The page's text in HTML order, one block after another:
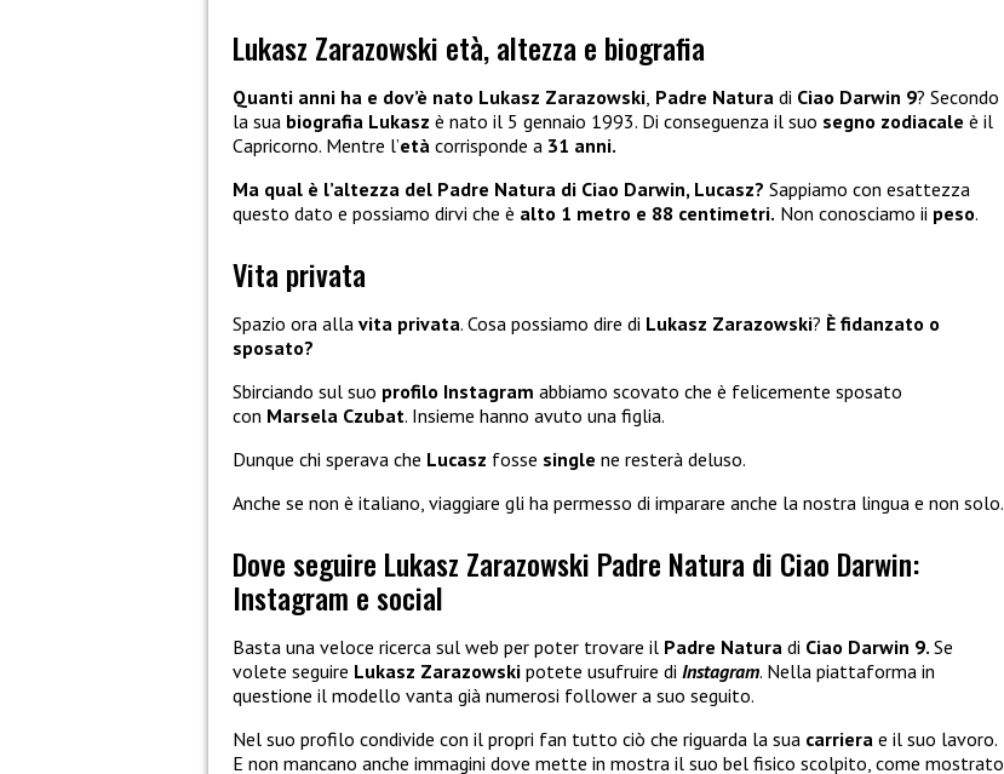
Lukasz Zarazowski età, altezza e biografia
Quanti anni ha e dov’è nato Lukasz Zarazowski Padre Natura di Ciao Darwin 9? Secondo
la sua biografia Lukasz è nato il 5 gennaio 1993. Di conseguenza il suo segno zodiacale è il
Capricorno. Mentre l’età corrisponde a 31 anni.
Ma qual è l’altezza del Padre Natura di Ciao Darwin, Lucasz? Sappiamo con esattezza
questo dato e possiamo dirvi che è alto 1 metro e 88 centimetri. Non conosciamo ii peso.
Vita privata
Spazio ora alla vita privata. Cosa possiamo dire di Lukasz Zarazowski? È fidanzato o
sposato?
Sbirciando sul suo profilo Instagram abbiamo scovato che è felicemente sposato
con Marsela Czubat. Insieme hanno avuto una figlia.
Dunque chi sperava che Lucasz fosse single ne resterà deluso.
Anche se non è italiano, viaggiare gli ha permesso di imparare anche la nostra lingua e non solo.
Dove seguire Lukasz Zarazowski Padre Natura di Ciao Darwin:
Instagram e social
Basta una veloce ricerca sul web per poter trovare il Padre Natura di Ciao Darwin 9. Se
volete seguire Lukasz Zarazowski potete usufruire di Instagram. Nella piattaforma in
questione il modello vanta già numerosi follower a suo seguito.
Nel suo profilo condivide con il propri fan tutto ciò che riguarda la sua carriera e il suo lavoro.
E non mancano anche immagini dove mette in mostra il suo bel fisico scolpito, come mostrato